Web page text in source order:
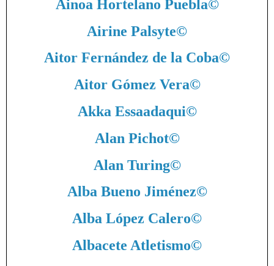
Ainoa Hortelano Puebla©
Airine Palsyte©
Aitor Fernández de la Coba©
Aitor Gómez Vera©
Akka Essaadaqui©
Alan Pichot©
Alan Turing©
Alba Bueno Jiménez©
Alba López Calero©
Albacete Atletismo©